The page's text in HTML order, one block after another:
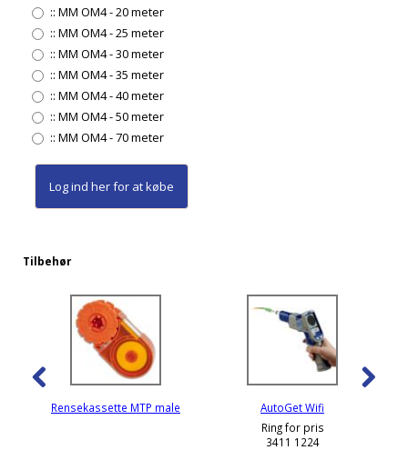
:: MM OM4 - 20 meter
:: MM OM4 - 25 meter
:: MM OM4 - 30 meter
:: MM OM4 - 35 meter
:: MM OM4 - 40 meter
:: MM OM4 - 50 meter
:: MM OM4 - 70 meter
Log ind herfor at købe
Tilbehør
Rensekassette MTP male
AutoGet Wifi
Ring for pris
3411 1224